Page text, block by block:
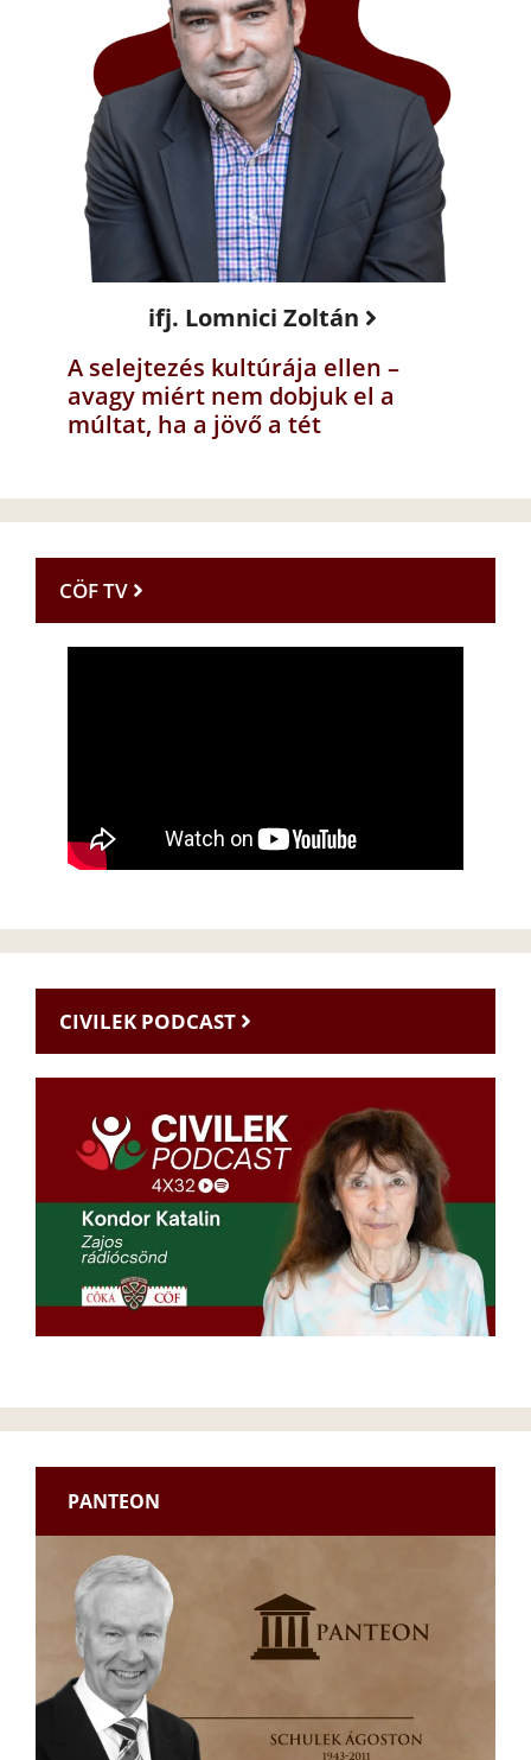
ifj. Lomnici Zoltán
A selejtezés kultúrája ellen –
avagy miért nem dobjuk el a
múltat, ha a jövő a tét
CÖF TV
CIVILEK PODCAST
PANTEON